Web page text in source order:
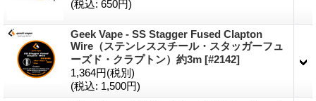
(税込: 650円)
Geek Vape - SS Stagger Fused Clapton
Wire（ステンレススチール・スタッガーフュ
ーズド・クラプトン）約3m [#2142]
1,364円(税別)
(税込: 1,500円)